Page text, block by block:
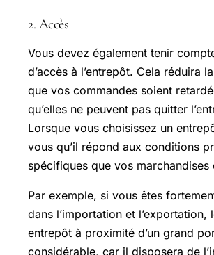
2. Accès
Vous devez également tenir
d’accès à l’entrepôt. Cela réduira
que vos commandes soient
qu’elles ne peuvent pas quitter
Lorsque vous choisissez un
vous qu’il répond aux conditions
spécifiques que vos marchandises
Par exemple, si vous êtes
dans l’importation et l’exportation,
entrepôt à proximité d’un grand
considérable, car il disposera de